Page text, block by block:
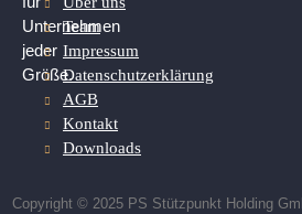
Unternehmen
jeder
Größe.
Team
Impressum
Datenschutzerklärung
AGB
Kontakt
Downloads
Copyright © 2025 PS Stützpunkt Holding